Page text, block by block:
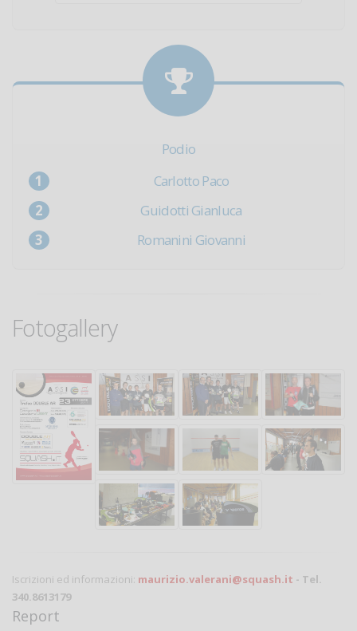
Podio
Carlotto Paco
Guidotti Gianluca
Romanini Giovanni
Fotogallery
Iscrizioni ed informazioni: maurizio.valerani@squash.it - Tel.
340.8613179
Report